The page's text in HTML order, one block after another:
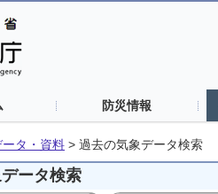
防災情報
タ・資料 > 過去の気象データ検索
ータ検索